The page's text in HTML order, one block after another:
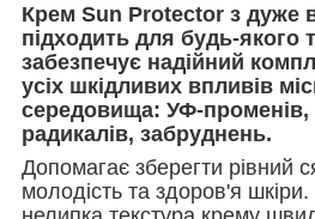
Крем Sun Protector з дуже
підходить для будь-якого
забезпечує надійний
усіх шкідливих впливів
середовища: УФ-променів,
радикалів, забруднень.
Допомагає зберегти рівний
молодість та здоров'я